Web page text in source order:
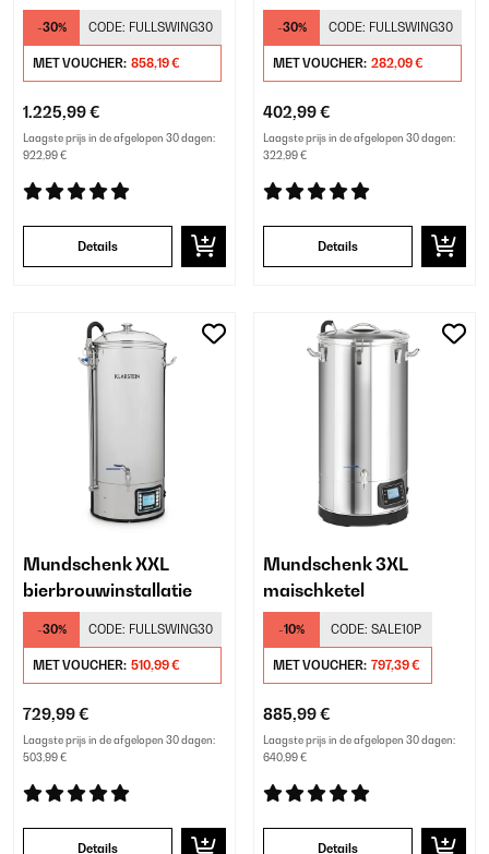
-30% CODE: FULLSWING30
MET VOUCHER: 858,19 €
1.225,99 €
Laagste prijs in de afgelopen 30 dagen:
922,99 €
Details
-30% CODE: FULLSWING30
MET VOUCHER: 282,09 €
402,99 €
Laagste prijs in de afgelopen 30 dagen:
322,99 €
Details
Mundschenk XXL
bierbrouwinstallatie
-30% CODE: FULLSWING30
MET VOUCHER: 510,99 €
729,99 €
Laagste prijs in de afgelopen 30 dagen:
503,99 €
Details
Mundschenk 3XL
maischketel
-10% CODE: SALE10P
MET VOUCHER: 797,39 €
885,99 €
Laagste prijs in de afgelopen 30 dagen:
640,99 €
Details